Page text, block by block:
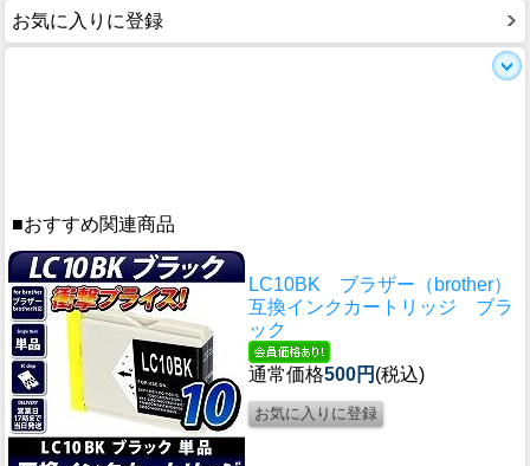
お気に入りに登録
■おすすめ関連商品
LC10BK ブラザー（brother）
互換インクカートリッジ ブラ
ック
通常価格500円 (税込)